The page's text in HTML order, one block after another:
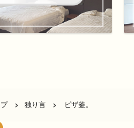
独り言 ピザ釜。